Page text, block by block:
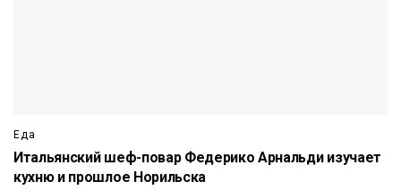
Еда
Итальянский шеф-повар Федерико Арнальди изучает
кухню и прошлое Норильска